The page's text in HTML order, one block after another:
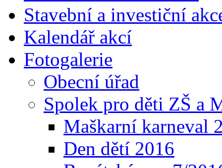
Stavební a investiční
Kalendář akcí
Fotogalerie
Obecní úřad
Spolek pro děti ZŠ a
Maškarní karneval
Den dětí 2016